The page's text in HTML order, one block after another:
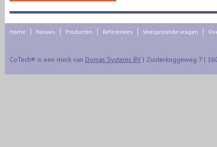
Home Nieuws Producten Referenties Veelgestelde vragen
CoTech® is een merk van Domas Systems BV | Zuiderkoggeweg 7 |